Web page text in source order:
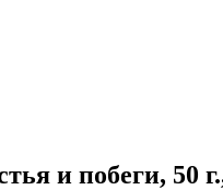
и побеги, 50